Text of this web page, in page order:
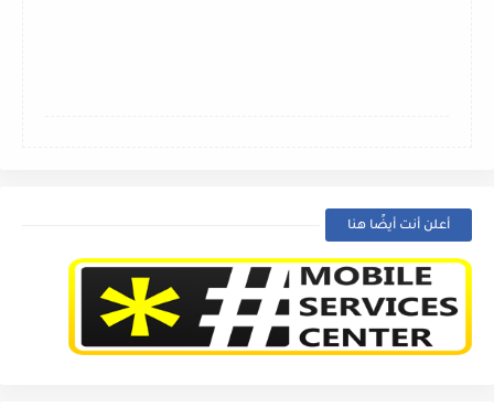
أعلن أنت أيضًا هنا